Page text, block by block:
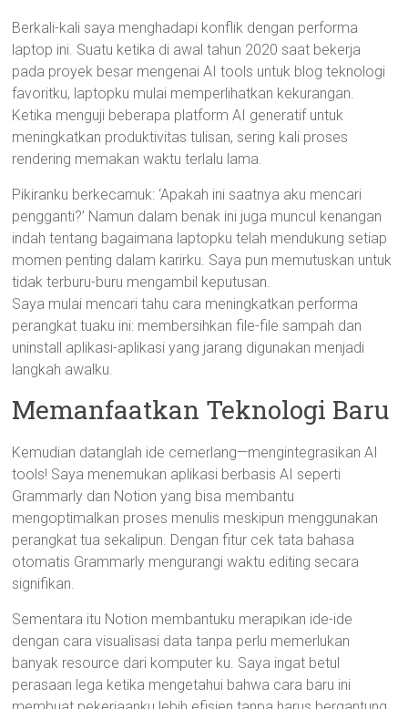
Berkali-kali saya menghadapi konflik dengan performa
laptop ini. Suatu ketika di awal tahun 2020 saat bekerja
pada proyek besar mengenai AI tools untuk blog teknologi
favoritku, laptopku mulai memperlihatkan kekurangan.
Ketika menguji beberapa platform AI generatif untuk
meningkatkan produktivitas tulisan, sering kali proses
rendering memakan waktu terlalu lama.
Pikiranku berkecamuk: ‘Apakah ini saatnya aku mencari
pengganti?’ Namun dalam benak ini juga muncul kenangan
indah tentang bagaimana laptopku telah mendukung setiap
momen penting dalam karirku. Saya pun memutuskan untuk
tidak terburu-buru mengambil keputusan.
Saya mulai mencari tahu cara meningkatkan performa
perangkat tuaku ini: membersihkan file-file sampah dan
uninstall aplikasi-aplikasi yang jarang digunakan menjadi
langkah awalku.
Memanfaatkan Teknologi Baru
Kemudian datanglah ide cemerlang—mengintegrasikan AI
tools! Saya menemukan aplikasi berbasis AI seperti
Grammarly dan Notion yang bisa membantu
mengoptimalkan proses menulis meskipun menggunakan
perangkat tua sekalipun. Dengan fitur cek tata bahasa
otomatis Grammarly mengurangi waktu editing secara
signifikan.
Sementara itu Notion membantuku merapikan ide-ide
dengan cara visualisasi data tanpa perlu memerlukan
banyak resource dari komputer ku. Saya ingat betul
perasaan lega ketika mengetahui bahwa cara baru ini